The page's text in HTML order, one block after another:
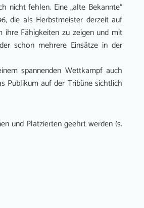
nicht fehlen. Eine „alte Bekannte“
die als Herbstmeister derzeit auf
ihre Fähigkeiten zu zeigen und mit
schon mehrere Einsätze in der
spannenden Wettkampf auch
Publikum auf der Tribüne sichtlich
und Platzierten geehrt werden (s.